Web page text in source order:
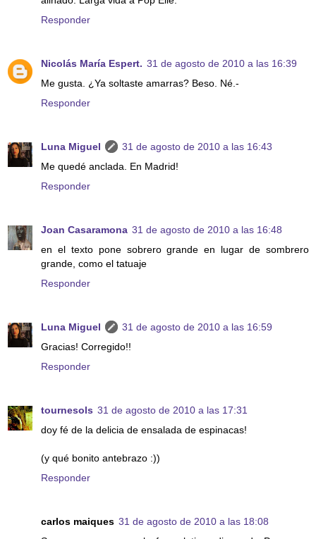
Responder
Nicolás María Espert. 31 de agosto de 2010 a las 16:39
Me gusta. ¿Ya soltaste amarras? Beso. Né.-
Responder
Luna Miguel
31 de agosto de 2010 a las 16:43
Me quedé anclada. En Madrid!
Responder
Joan Casaramona 31 de agosto de 2010 a las 16:48
en el texto pone sobrero grande en lugar de sombrero
grande, como el tatuaje
Responder
Luna Miguel
31 de agosto de 2010 a las 16:59
Gracias! Corregido!!
Responder
tournesols 31 de agosto de 2010 a las 17:31
doy fé de la delicia de ensalada de espinacas!
(y qué bonito antebrazo :))
Responder
carlos maiques 31 de agosto de 2010 a las 18:08